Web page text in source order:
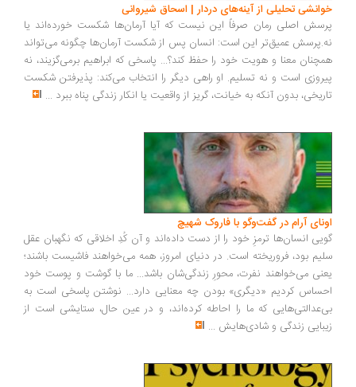
تحلیلی از آینه‌های دردار | اسحاق شیروانی
اصلی رمان صرفاً این نیست که آیا آرمان‌ها شکست خورده‌اند یا
عمیق‌تر این است: انسان پس از شکست آرمان‌ها چگونه می‌تواند
معنا و هویت خود را حفظ کند؟... پاسخی که ابراهیم برمی‌گزیند، نه
است و نه تسلیم. او راهی دیگر را انتخاب می‌کند: پذیرفتن شکست
بدون آنکه به خیانت، گریز از واقعیت یا انکار زندگی پناه ببرد...
آرام در گفت‌وگو با فاروک شهیچ‭
انسان‌ها ترمزِ خود را از دست داده‌اند و آن کُدِ اخلاقی که نگهبان عقل
بود، فروریخته است. در دنیای امروز، همه می‌خواهند فاشیست باشند؛
می‌خواهند نفرت، محورِ زندگی‌شان باشد... ما با گوشت و پوست خود
کردیم «دیگری» بودن چه معنایی دارد... نوشتن پاسخی است به
که ما را احاطه کرده‌اند، و در عین حال، ستایشی است از
زندگی و شادی‌هایش...